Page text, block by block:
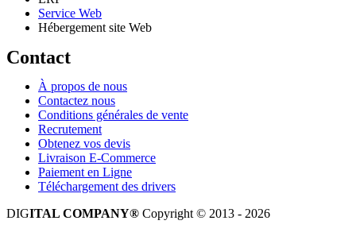
Service Web
Hébergement site Web
Contact
À propos de nous
Contactez nous
Conditions générales de vente
Recrutement
Obtenez vos devis
Livraison E-Commerce
Paiement en Ligne
Téléchargement des drivers
DIGITAL COMPANY® Copyright © 2013 - 2026